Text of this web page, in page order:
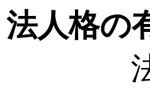
法人格の
法人